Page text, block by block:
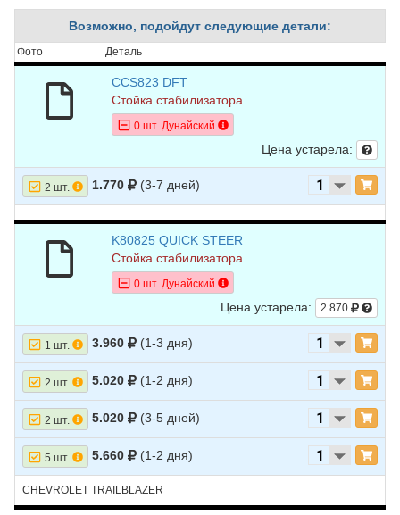
CHEVROLET TRAILBLAZER
7 CHEVROLET
CHEVROLET TRAILBLAZER
CHEVROLET TRAILBLAZER
V8 5.3L
Возможно, подойдут следующие детали:
Фото Деталь
CCS823 DFT
Стойка стабилизатора
0 шт. Дунайский
Цена устарела:
2 шт. 1.770 (3-7 дней)
K80825 QUICK STEER
Стойка стабилизатора
0 шт. Дунайский
Цена устарела: 2.870
1 шт. 3.960 (1-3 дня)
2 шт. 5.020 (1-2 дня)
2 шт. 5.020 (3-5 дней)
5 шт. 5.660 (1-2 дня)
CHEVROLET TRAILBLAZER